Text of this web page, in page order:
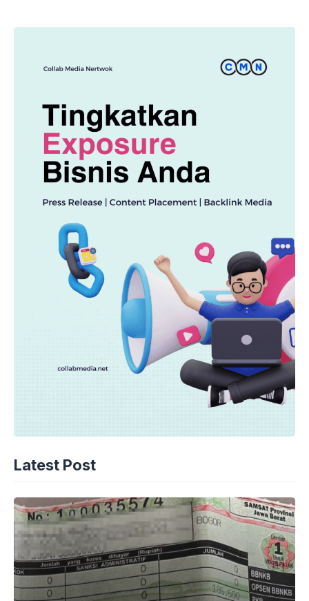
Latest Post